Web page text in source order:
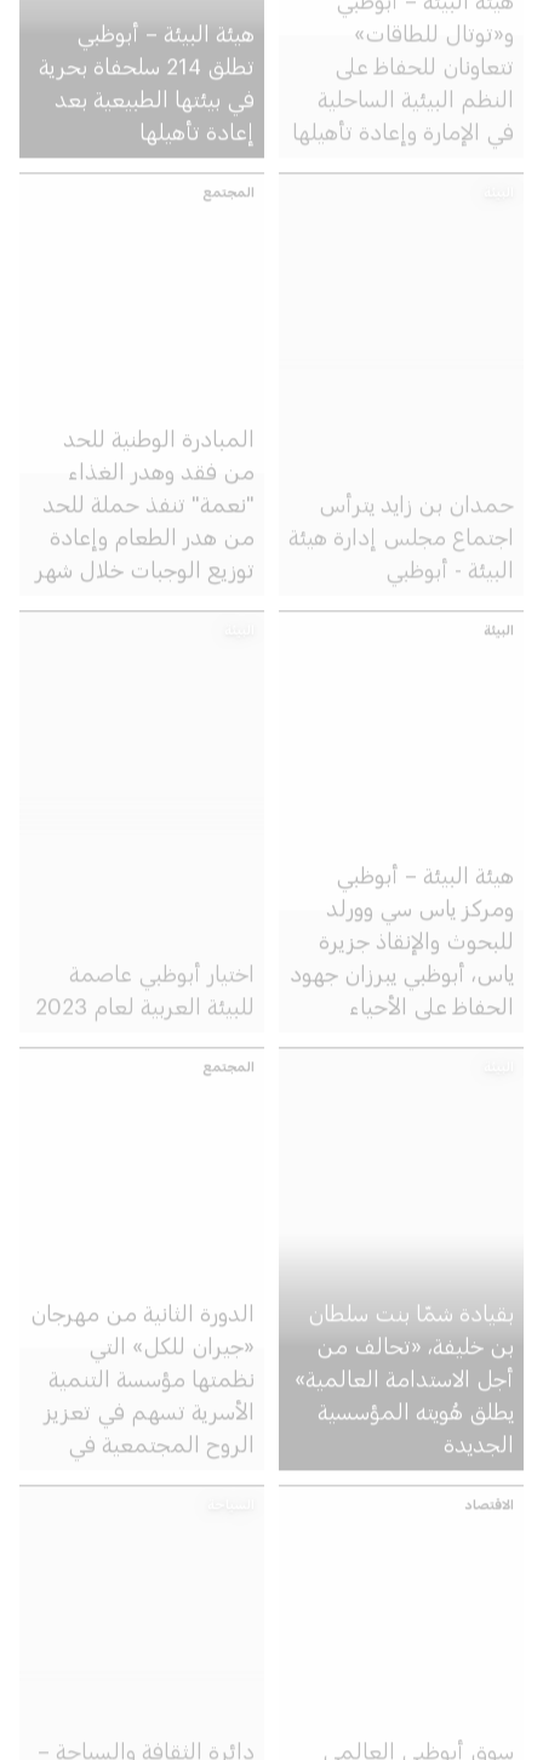
و«توتال للطاقات»
تتعاونان للحفاظ على
النظم البيئية الساحلية
في الإمارة وإعادة تأهيلها
هيئة البيئة – أبوظبي
تطلق 214 سلحفاة بحرية
في بيئتها الطبيعية بعد
إعادة تأهيلها
البيئة
حمدان بن زايد يترأس
اجتماع مجلس إدارة هيئة
البيئة - أبوظبي
المجتمع
المبادرة الوطنية للحد
من فقد وهدر الغذاء
"نعمة" تنفذ حملة للحد
من هدر الطعام وإعادة
توزيع الوجبات خلال شهر
رمضان
البيئة
هيئة البيئة – أبوظبي
ومركز ياس سي وورلد
للبحوث والإنقاذ جزيرة
ياس، أبوظبي يبرزان جهود
الحفاظ على الأحياء
البحرية
البيئة
اختيار أبوظبي عاصمة
للبيئة العربية لعام 2023
البيئة
بقيادة شمّا بنت سلطان
بن خليفة، «تحالف من
أجل الاستدامة العالمية»
يطلق هُويته المؤسسية
الجديدة
المجتمع
الدورة الثانية من مهرجان
«جيران للكل» التي
نظمتها مؤسسة التنمية
الأسرية تسهم في تعزيز
الروح المجتمعية في
أبوظبي
الاقتصاد
سوق أبوظبي العالمي
السياحة
دائرة الثقافة والسياحة –